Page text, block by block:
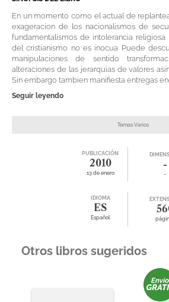
En un momento como el actual de
exageracion de los nacionalismos de
fundamentalismos de intolerancia
del cristianismo no es inocua Puede
manipulaciones de sentido
alteraciones de las jerarquias de valores
Sin embargo tambien manifiesta entregas
Seguir leyendo
Temas Varios
PUBLICACIÓN
2010
13 de enero
-
-
IDIOMA
ES
Español
Otros libros sugeridos